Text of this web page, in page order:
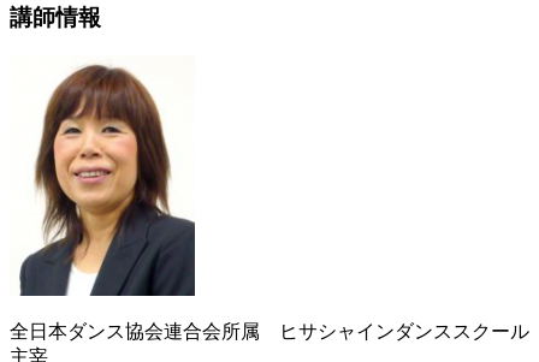
講師情報
全日本ダンス協会連合会所属 ヒサシャインダンススクール
主宰